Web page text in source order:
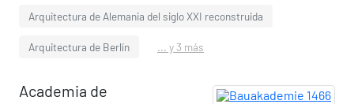
Arquitectura de Alemania del siglo XXI reconstruida
Arquitectura de Berlín ... y 3 más
Academia de